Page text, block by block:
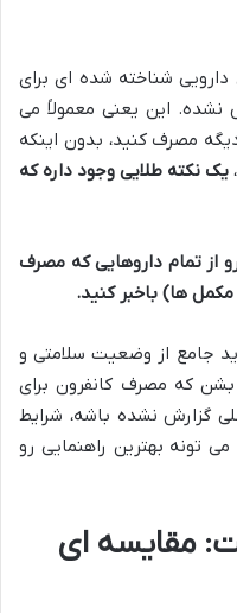
شناخته شده ای برای
نشده. این یعنی معمولاً می
مصرف کنید، بدون اینکه
یک نکته طلایی وجود داره که
از تمام داروهایی که مصرف
ها) باخبر کنید.
جامع از وضعیت سلامتی و
که مصرف کانفرون برای
گزارش نشده باشه، شرایط
تونه بهترین راهنمایی رو
مقایسه ای